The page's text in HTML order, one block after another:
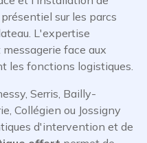
sur les parcs
L'expertise
face aux
les fonctions logistiques.
Serris, Bailly-
Collégien ou Jossigny
d'intervention et de